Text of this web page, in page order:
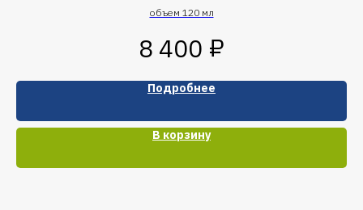
объем 120 мл
8 400 ₽
Подробнее
В корзину